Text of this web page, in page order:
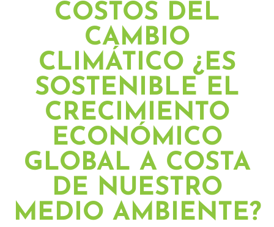
COSTOS DEL
CAMBIO
CLIMÁTICO ¿ES
SOSTENIBLE EL
CRECIMIENTO
ECONÓMICO
GLOBAL A COSTA
DE NUESTRO
MEDIO AMBIENTE?